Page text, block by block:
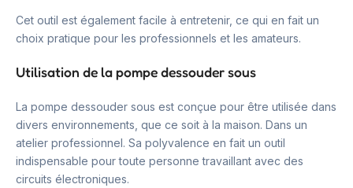
Cet outil est également facile à entretenir, ce qui en fait un
choix pratique pour les professionnels et les amateurs.
Utilisation de la pompe dessouder sous
La pompe dessouder sous est conçue pour être utilisée dans
divers environnements, que ce soit à la maison. Dans un
atelier professionnel. Sa polyvalence en fait un outil
indispensable pour toute personne travaillant avec des
circuits électroniques.